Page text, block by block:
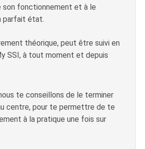
son fonctionnement et à le
parfait état.
théorique, peut être suivi en
SSI, à tout moment et depuis
te conseillons de le terminer
centre, pour te permettre de te
à la pratique une fois sur